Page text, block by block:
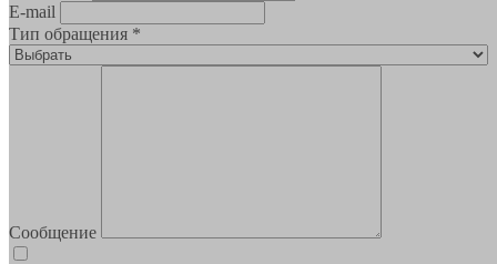
E-mail
Тип обращения *
Сообщение